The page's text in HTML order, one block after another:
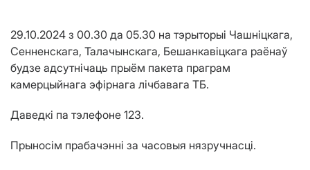
29.10.2024 з 00.30 да 05.30 на тэрыторыі Чашніцкага,
Сенненскага, Талачынскага, Бешанкавіцкага раёнаў
будзе адсутнічаць прыём пакета праграм
камерцыйнага эфірнага лічбавага ТБ.
Даведкі па тэлефоне 123.
Прыносім прабачэнні за часовыя нязручнасці.